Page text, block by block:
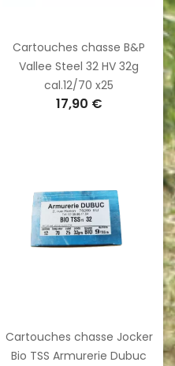
Cartouches chasse B&P
Vallee Steel 32 HV 32g
cal.12/70 x25
17,90 €
Cartouches chasse Jocker
Bio TSS Armurerie Dubuc